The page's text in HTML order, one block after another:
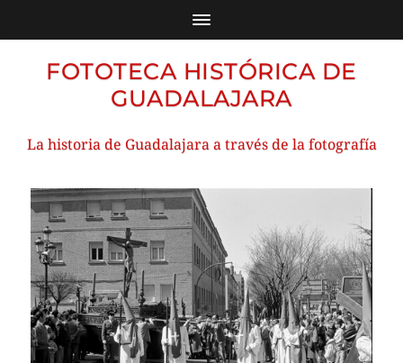
FOTOTECA HISTÓRICA DE
GUADALAJARA
La historia de Guadalajara a través de la fotografía